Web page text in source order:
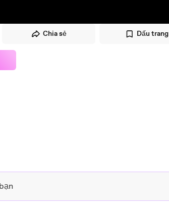
Chia sẻ Dấu trang